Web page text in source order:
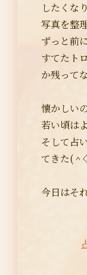
したくな
写真を整
ずっと前
すてたト
か残って
懐かしい
若い頃は
そして占
てきた(
今日はそ